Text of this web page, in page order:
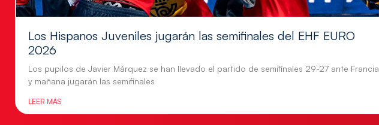
Los Hispanos Juveniles jugarán las semifinales del EHF EURO
2026
Los pupilos de Javier Márquez se han llevado el partido de semifinales 29-27 ante Francia
y mañana jugarán las semifinales
LEER MÁS